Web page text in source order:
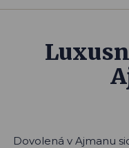
Dovolená v Ajmanu